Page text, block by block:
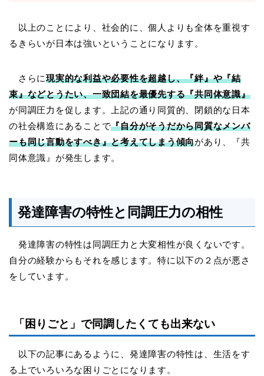
以上のことにより、社会的に、個人よりも全体を重視す
るきらいが日本は強いということになります。
さらに現実的な利益や必要性を超越し、『絆』や『結
束』などとうたい、一致団結を最優先する『共同体意識』
が同調圧力を促します。上記の通り同質的、閉鎖的な日本
の社会構造にあることで『自分がそうだから同質なメンバ
ーも同じ言動をすべき』と考えてしまう傾向があり、『共
同体意識』が発生します。
発達障害の特性と同調圧力の相性
発達障害の特性は同調圧力と大変相性が良くないです。
自分の経験からもそれを感じます。特に以下の２点が悪さ
をしています。
「困りごと」で同調したくても出来ない
以下の記事にあるように、発達障害の特性は、生活をす
る上でいろいろな困りごとになります。